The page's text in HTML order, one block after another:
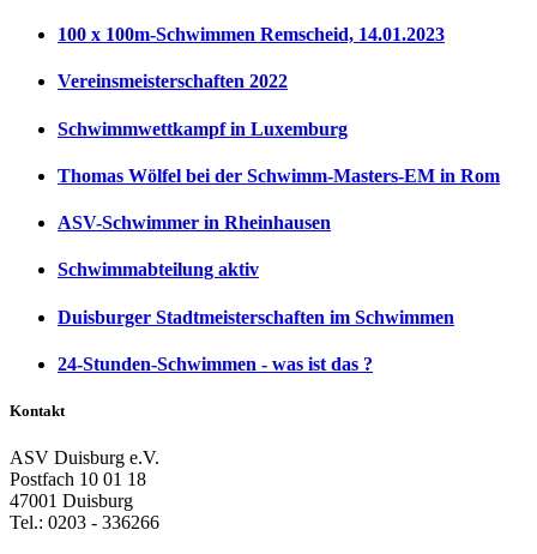
100 x 100m-Schwimmen Remscheid, 14.01.2023
Vereinsmeisterschaften 2022
Schwimmwettkampf in Luxemburg
Thomas Wölfel bei der Schwimm-Masters-EM in Rom
ASV-Schwimmer in Rheinhausen
Schwimmabteilung aktiv
Duisburger Stadtmeisterschaften im Schwimmen
24-Stunden-Schwimmen - was ist das ?
Kontakt
ASV Duisburg e.V.
Postfach 10 01 18
47001 Duisburg
Tel.: 0203 - 336266